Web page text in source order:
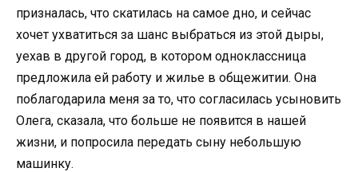
призналась, что скатилась на самое дно, и сейчас
хочет ухватиться за шанс выбраться из этой дыры,
уехав в другой город, в котором одноклассница
предложила ей работу и жилье в общежитии. Она
поблагодарила меня за то, что согласилась усыновить
Олега, сказала, что больше не появится в нашей
жизни, и попросила передать сыну небольшую
машинку.